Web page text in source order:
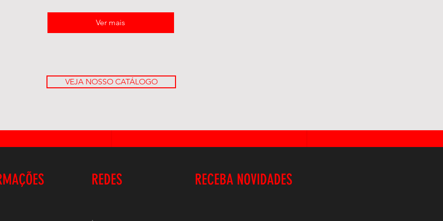
Ver mais
VEJA NOSSO CATÁLOGO
REDES RECEBA NOVIDADES